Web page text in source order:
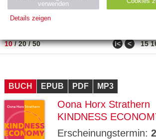
PREIS
10/20/50 ǀ< < 15
BUCH EPUB PDF MP3
Oona Horx Strathern
KINDNESS
Erscheinungstermin:
verwenden
Details zeigen
Name Zweck
ESSION
_ID
verlag.
de
Session verwendet
GV_CO
OKIES
gabal-
Speichert den
Domäne.